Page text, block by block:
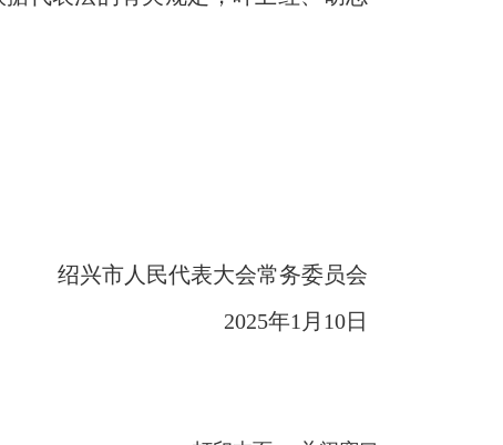
绍兴市人民代表大会常务委员会
2025年1月10日